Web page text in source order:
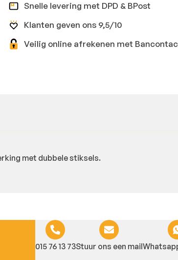
Snelle levering met DPD & BPost
Klanten geven ons 9,5/10
Veilig online afrekenen met
met dubbele stiksels.
015 76 13 73Stuur ons een mail